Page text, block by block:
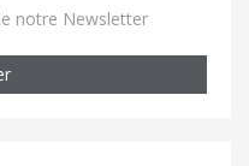
notre Newsletter